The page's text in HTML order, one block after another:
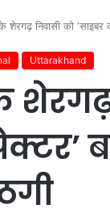
के शेरगढ़ निवासी को
Uttarakhand